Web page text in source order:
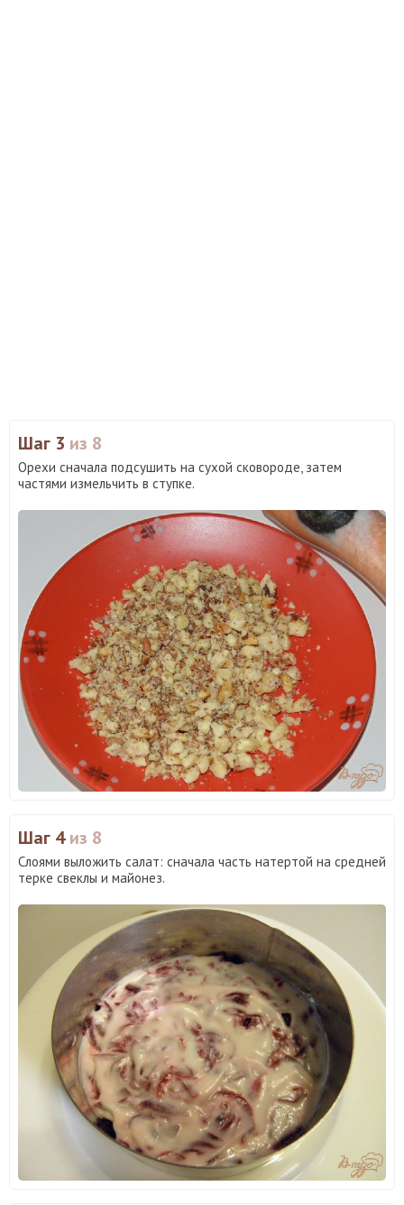
Шаг 3 из 8
Орехи сначала подсушить на сухой сковороде, затем
частями измельчить в ступке.
Шаг 4из 8
Слоями выложить салат: сначала часть натертой на средней
терке свеклы и майонез.